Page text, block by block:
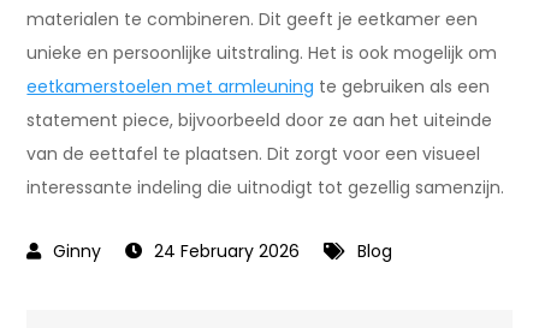
materialen te combineren. Dit geeft je eetkamer een
unieke en persoonlijke uitstraling. Het is ook mogelijk om
eetkamerstoelen met armleuning te gebruiken als een
statement piece, bijvoorbeeld door ze aan het uiteinde
van de eettafel te plaatsen. Dit zorgt voor een visueel
interessante indeling die uitnodigt tot gezellig samenzijn.
24 February 2026 Blog